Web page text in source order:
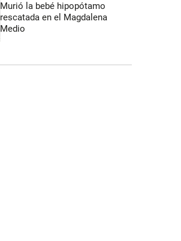
Murió la bebé hipopótamo
rescatada en el Magdalena
Medio